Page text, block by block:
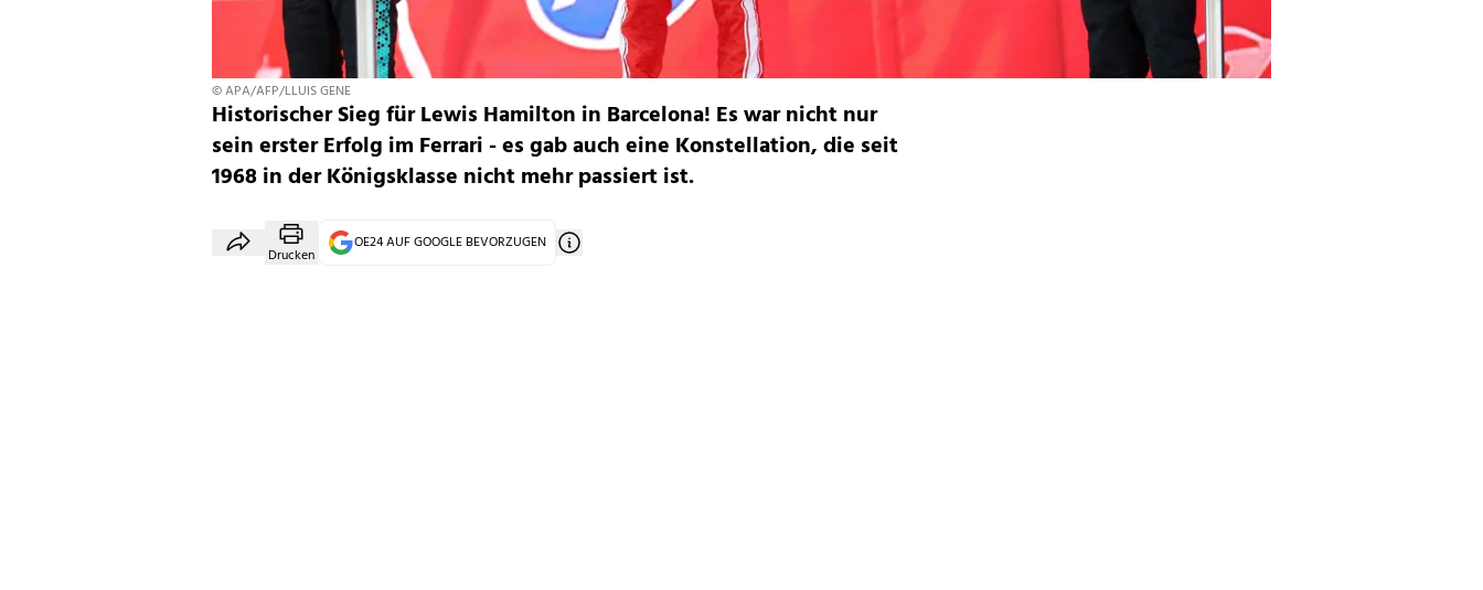
© APA/AFP/LLUIS GENE
Historischer Sieg für Lewis Hamilton in Barcelona! Es war nicht nur
sein erster Erfolg im Ferrari - es gab auch eine Konstellation, die seit
1968 in der Königsklasse nicht mehr passiert ist.
Drucken
OE24 AUF GOOGLE BEVORZUGEN